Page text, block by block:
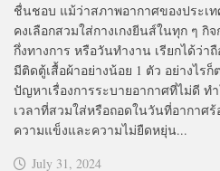
ชื่นชอบ แม้ว่าสภาพอากาศของประเท
คงเลือกสวมใส่กางเกงยีนส์ในทุก ๆ กิ
กึ่งทางการ หรือวันทำงาน เรียกได้ว่า
มีติดตู้เสื้อผ้าอย่างน้อย 1 ตัว อย่างไร
ปัญหาเรื่องการระบายอากาศที่ไม่ดี ท
เวลาที่สวมใส่หรือถอดในวันที่อากาศ
ความแข็งและความไม่ยืดหยุ่น...
July 31, 2024